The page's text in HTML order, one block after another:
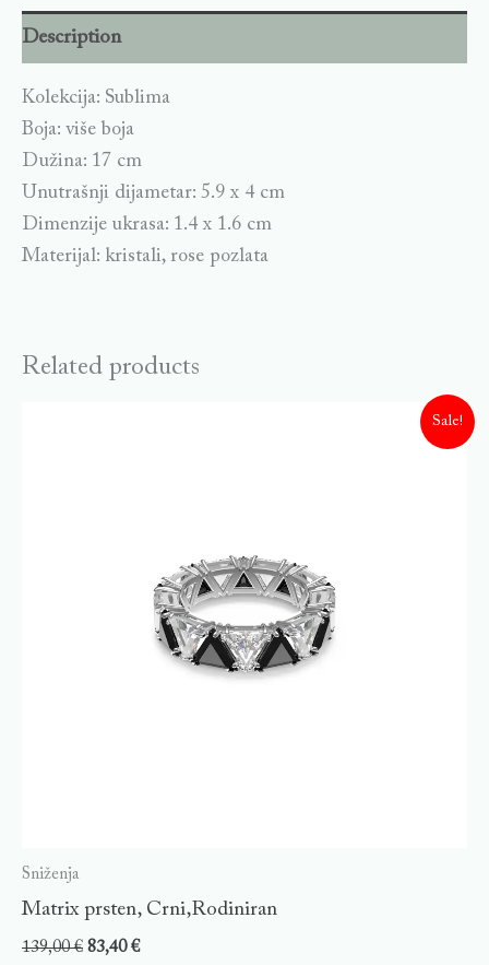
Description
Kolekcija: Sublima
Boja: više boja
Dužina: 17 cm
Unutrašnji dijametar: 5.9 x 4 cm
Dimenzije ukrasa: 1.4 x 1.6 cm
Materijal: kristali, rose pozlata
Related products
Sale!
Sniženja
Matrix prsten, Crni,Rodiniran
139,00€ 83,40€